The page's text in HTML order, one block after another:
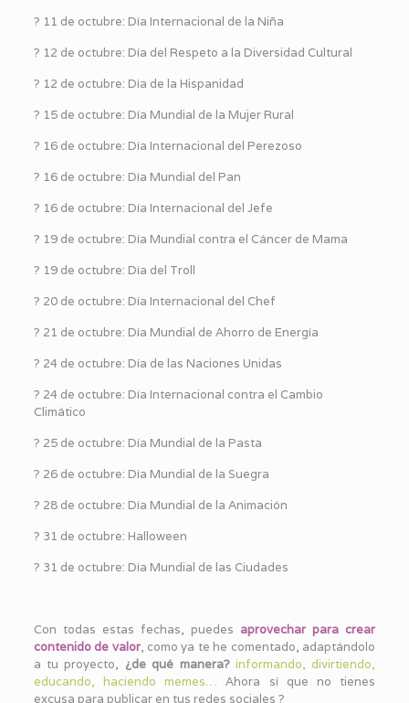
?️ 11 de octubre: Día Internacional de la Niña
?️ 12 de octubre: Día del Respeto a la Diversidad Cultural
?️ 12 de octubre: Día de la Hispanidad
?️ 15 de octubre: Día Mundial de la Mujer Rural
?️ 16 de octubre: Día Internacional del Perezoso
?️ 16 de octubre: Día Mundial del Pan
?️ 16 de octubre: Día Internacional del Jefe
?️ 19 de octubre: Día Mundial contra el Cáncer de Mama
?️ 19 de octubre: Día del Troll
?️ 20 de octubre: Día Internacional del Chef
?️ 21 de octubre: Día Mundial de Ahorro de Energía
?️ 24 de octubre: Día de las Naciones Unidas
?️ 24 de octubre: Día Internacional contra el Cambio
Climático
?️ 25 de octubre: Día Mundial de la Pasta
?️ 26 de octubre: Día Mundial de la Suegra
?️ 28 de octubre: Día Mundial de la Animación
?️ 31 de octubre: Halloween
?️ 31 de octubre: Día Mundial de las Ciudades
Con todas estas fechas, puedes aprovechar para crear
contenido de valor, como ya te he comentado, adaptándolo
a tu proyecto, ¿de qué manera? informando, divirtiendo,
educando, haciendo memes… Ahora sí que no tienes
excusa para publicar en tus redes sociales ?